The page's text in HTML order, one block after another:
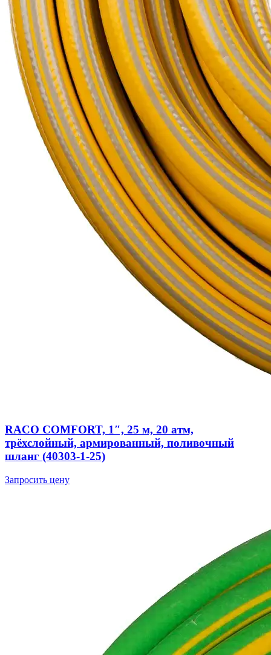
RACO COMFORT, 1″, 25 м, 20 атм,
трёхслойный, армированный, поливочный
шланг (40303-1-25)
Запросить цену